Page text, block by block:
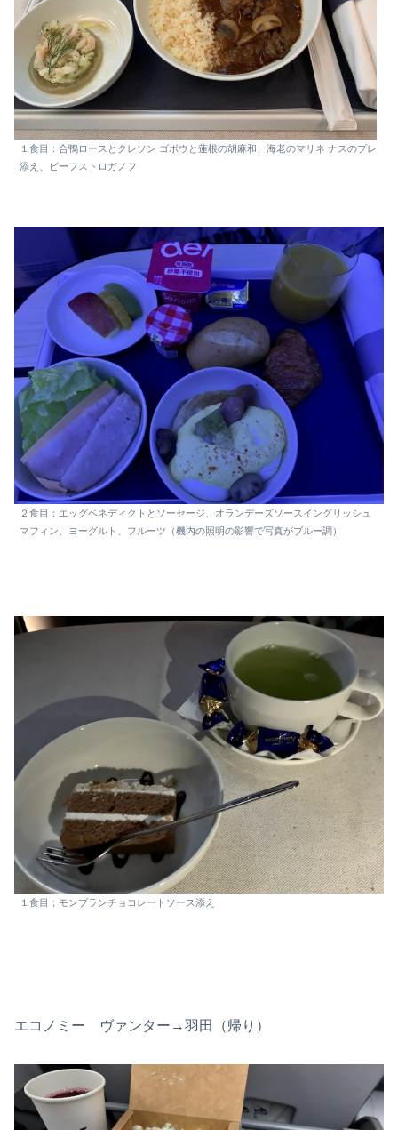
１食目：合鴨ロースとクレソン ゴボウと蓮根の胡麻和、海老のマリネ ナスのプレ
添え、ビーフストロガノフ
２食目：エッグベネディクトとソーセージ、オランデーズソースイングリッシュ
マフィン、ヨーグルト、フルーツ（機内の照明の影響で写真がブルー調）
１食目；モンブランチョコレートソース添え
エコノミー ヴァンター→羽田（帰り）